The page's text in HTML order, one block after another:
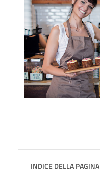
INDICE DELLA PAGINA